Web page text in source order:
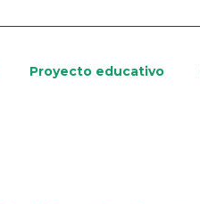
Proyecto educativo